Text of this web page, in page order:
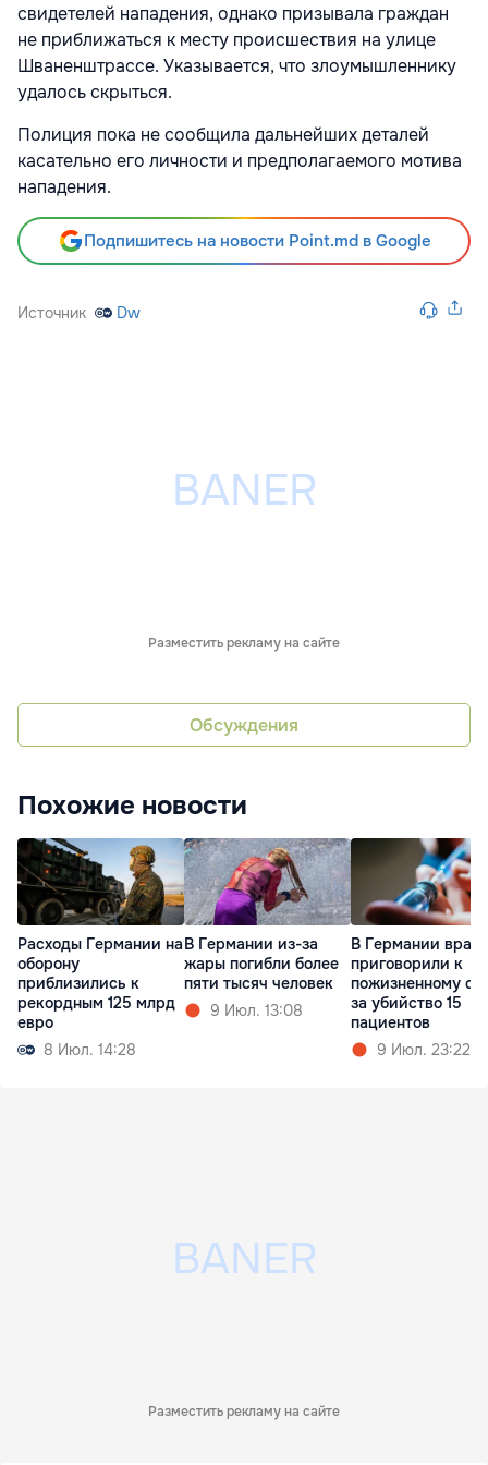
свидетелей нападения, однако призывала граждан
не приближаться к месту происшествия на улице
Шваненштрассе. Указывается, что злоумышленнику
удалось скрыться.
Полиция пока не сообщила дальнейших деталей
касательно его личности и предполагаемого мотива
нападения.
Подпишитесь на новости Point.md в Google
Источник Dw
Разместить рекламу на сайте
Обсуждения
Похожие новости
Расходы Германии на
оборону
приблизились к
рекордным 125 млрд
евро
8 Июл. 14:28
В Германии из-за
жары погибли более
пяти тысяч человек
9 Июл. 13:08
В Германии врача
приговорили к
пожизненному
за убийство 15
пациентов
9 Июл. 23:22
Разместить рекламу на сайте